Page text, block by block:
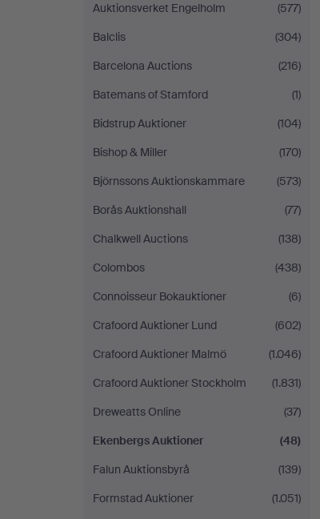
Auktionsverket Engelholm
(577)
Balclis
(304)
Barcelona Auctions
(216)
Batemans of Stamford
(1)
Bidstrup Auktioner
(104)
Bishop & Miller
(170)
Björnssons Auktionskammare
(573)
Borås Auktionshall
(77)
Chalkwell Auctions
(138)
Colombos
(438)
Connoisseur Bokauktioner
(6)
Crafoord Auktioner Lund
(602)
Crafoord Auktioner Malmö
(1.046)
Crafoord Auktioner Stockholm
(1.831)
Dreweatts Online
(37)
Ekenbergs Auktioner
(48)
Falun Auktionsbyrå
(139)
Formstad Auktioner
(1.051)